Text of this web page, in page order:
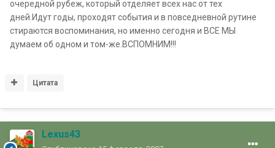
очередной рубеж, который отделяет всех нас от тех
дней.Идут годы, проходят события и в повседневной рутине
стираются воспоминания, но именно сегодня и ВСЕ МЫ
думаем об одном и том-же.ВСПОМНИМ!!!
Цитата
Lexus43